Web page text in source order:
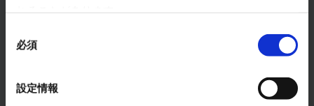
必須
設定情報
RYODEN solves any concerns about Electronics
Please feel free to consult with us.